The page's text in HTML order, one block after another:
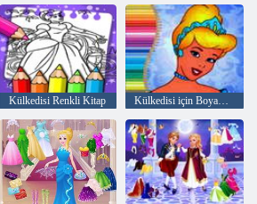
Külkedisi Renkli Kitap Külkedisi için Boyama Kitabı